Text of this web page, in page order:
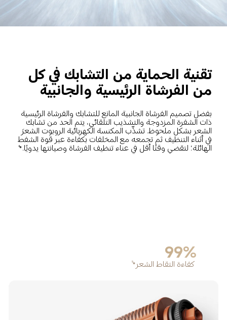
تقنية الحماية من التشابك في كل
من الفرشاة الرئيسية والجانبية
بفضل تصميم الفرشاة الجانبية المانع للتشابك والفرشاة الرئيسية
ذات الشفرة المزدوجة والتشذيب التلقائي، يتم الحد من تشابك
الشعر بشكل ملحوظ. تشذِّب المكنسة الكهربائية الروبوت الشعرَ
في أثناء التنظيف ثم تجمعه مع المخلفات بكفاءة عبر قوة الشفط
الهائلة؛ لتقضي وقتًا أقل في عناء تنظيف الفرشاة وصيانتها يدويًا.*4
99%
كفاءة التقاط الشعر*5